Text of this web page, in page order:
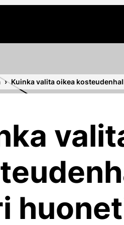
Kuinka valita oikea